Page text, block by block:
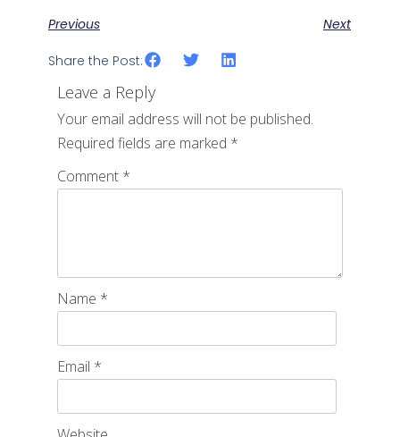
Previous Next
Share the Post:
Leave a Reply
Your email address will not be published.
Required fields are marked *
Comment *
Name *
Email *